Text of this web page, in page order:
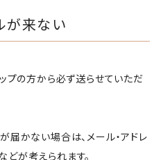
が来ない
プの方から必ず送らせていただ
届かない場合は、メール・アドレ
が考えられます。